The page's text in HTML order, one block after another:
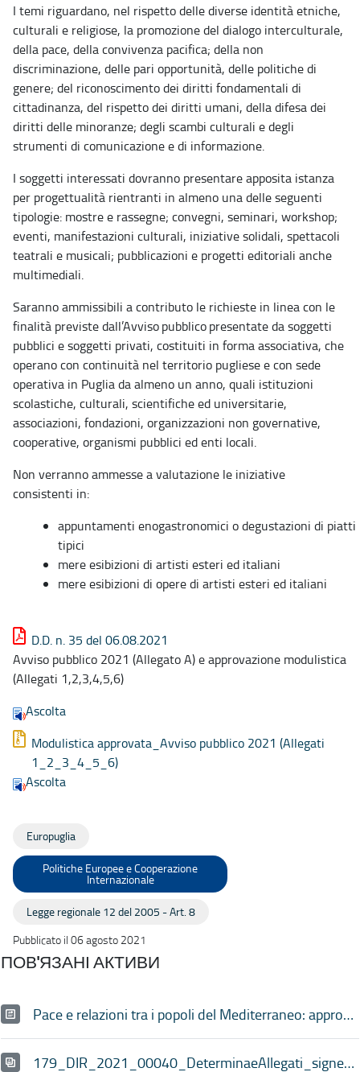
I temi riguardano, nel rispetto delle diverse identità etniche,
culturali e religiose, la promozione del dialogo interculturale,
della pace, della convivenza pacifica; della non
discriminazione, delle pari opportunità, delle politiche di
genere; del riconoscimento dei diritti fondamentali di
cittadinanza, del rispetto dei diritti umani, della difesa dei
diritti delle minoranze; degli scambi culturali e degli
strumenti di comunicazione e di informazione.
I soggetti interessati dovranno presentare apposita istanza
per progettualità rientranti in almeno una delle seguenti
tipologie: mostre e rassegne; convegni, seminari, workshop;
eventi, manifestazioni culturali, iniziative solidali, spettacoli
teatrali e musicali; pubblicazioni e progetti editoriali anche
multimediali.
Saranno ammissibili a contributo le richieste in linea con le
finalità previste dall’Avviso pubblico presentate da soggetti
pubblici e soggetti privati, costituiti in forma associativa, che
operano con continuità nel territorio pugliese e con sede
operativa in Puglia da almeno un anno, quali istituzioni
scolastiche, culturali, scientifiche ed universitarie,
associazioni, fondazioni, organizzazioni non governative,
cooperative, organismi pubblici ed enti locali.
Non verranno ammesse a valutazione le iniziative
consistenti in:
appuntamenti enogastronomici o degustazioni di piatti
tipici
mere esibizioni di artisti esteri ed italiani
mere esibizioni di opere di artisti esteri ed italiani
D.D. n. 35 del 06.08.2021
Avviso pubblico 2021 (Allegato A) e approvazione modulistica
(Allegati 1,2,3,4,5,6)
Ascolta
Modulistica approvata_Avviso pubblico 2021 (Allegati
1_2_3_4_5_6)
Ascolta
Europuglia
Politiche Europee e Cooperazione
Internazionale
Legge regionale 12 del 2005 - Art. 8
Pubblicato il 06 agosto 2021
ПОВ'ЯЗАНІ АКТИВИ
Pace e relazioni tra i popoli del Mediterraneo: approvazione graduatoria provvisoria dell’Avviso pubblico 2021
179_DIR_2021_00040_DeterminaeAllegati_signed_signed.pdf